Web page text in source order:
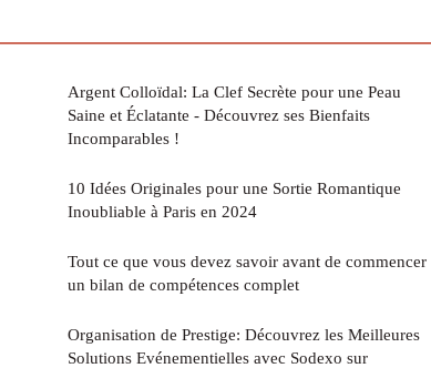
Argent Colloïdal: La Clef Secrète pour une Peau
Saine et Éclatante - Découvrez ses Bienfaits
Incomparables !
10 Idées Originales pour une Sortie Romantique
Inoubliable à Paris en 2024
Tout ce que vous devez savoir avant de commencer
un bilan de compétences complet
Organisation de Prestige: Découvrez les Meilleures
Solutions Evénementielles avec Sodexo sur